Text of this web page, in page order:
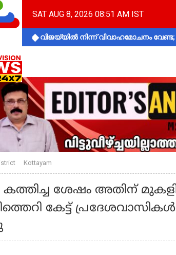
SAT AUG 8, 2026 08:51 AM IST
വിജയ്‌യിൽ നിന്ന് വിവാഹമോചനം
Kottayam
കത്തിച്ച ശേഷം അതിന്
കേട്ട്